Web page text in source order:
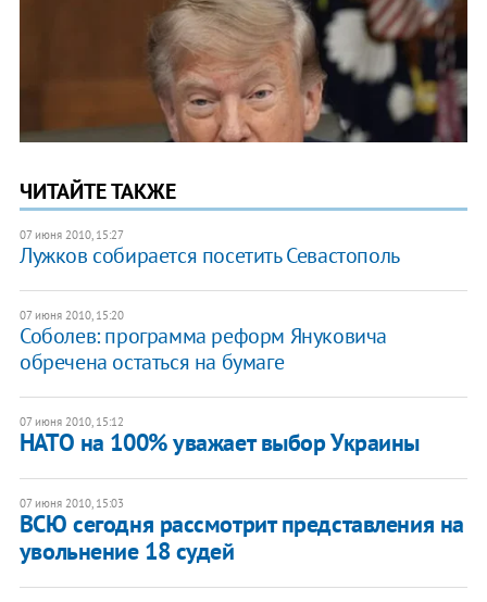
ЧИТАЙТЕ ТАКЖЕ
07 июня 2010, 15:27
Лужков собирается посетить Севастополь
07 июня 2010, 15:20
Соболев: программа реформ Януковича
обречена остаться на бумаге
07 июня 2010, 15:12
НАТО на 100% уважает выбор Украины
07 июня 2010, 15:03
ВСЮ сегодня рассмотрит представления на
увольнение 18 судей